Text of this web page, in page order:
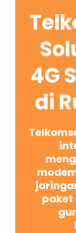
4G
di
paket